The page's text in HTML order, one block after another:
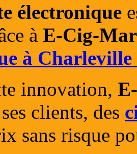
électronique
à E-Cig-
à Charleville
innovation,
clients, des
sans risque